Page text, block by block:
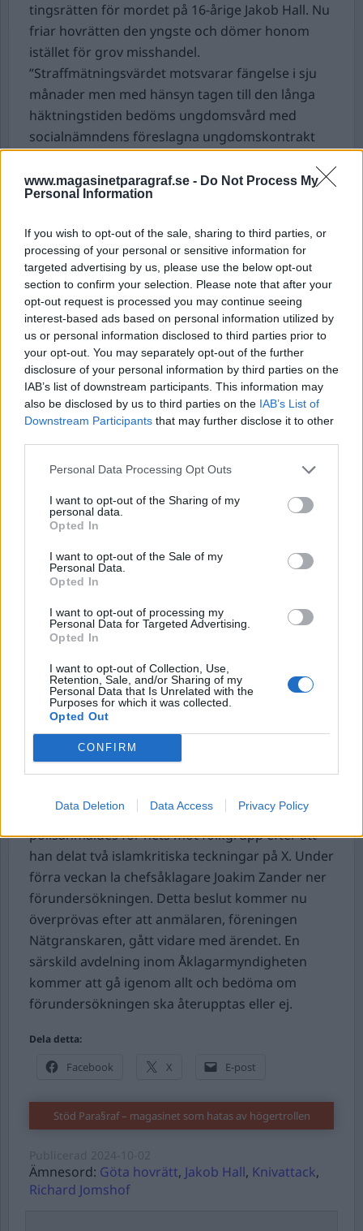
www.magasinetparagraf.se - Do Not Process My
Personal Information
If you wish to opt-out of the sale, sharing to third parties, or
processing of your personal or sensitive information for
targeted advertising by us, please use the below opt-out
section to confirm your selection. Please note that after your
opt-out request is processed you may continue seeing
interest-based ads based on personal information utilized by
us or personal information disclosed to third parties prior to
your opt-out. You may separately opt-out of the further
disclosure of your personal information by third parties on the
IAB’s list of downstream participants. This information may
also be disclosed by us to third parties on the IAB’s List of
Downstream Participants that may further disclose it to other
Personal Data Processing Opt Outs
I want to opt-out of the Sharing of my
personal data.
Opted In
I want to opt-out of the Sale of my
Personal Data.
Opted In
I want to opt-out of processing my
Personal Data for Targeted Advertising.
Opted In
I want to opt-out of Collection, Use,
Retention, Sale, and/or Sharing of my
Personal Data that Is Unrelated with the
Purposes for which it was collected.
Opted Out
CONFIRM
Data Deletion Data Access Privacy Policy
tingsrätten för mordet på 16-årige Jakob Hall. Nu
friar hovrätten den yngste och dömer honom
istället för grov misshandel.
”Straffmätningsvärdet motsvarar fängelse i sju
månader men med hänsyn tagen till den långa
häktningstiden bedöms ungdomsvård med
socialnämndens föreslagna ungdomskontrakt
Göta hovrätt i ett uttalande.
Den äldre dömde gärningsmannens dom för
Man attackerad med kniv på buss.En man i 30-
årsåldern attackerades av en jämnårig man
under natten till tisdagen. Brottsoffret skadades
lindrigt. Enligt uppgift ska den misstänkte
gärningsmannen och den andre mannen inte
vara bekanta med varandra sedan tidigare. En
misstänkt kunde gripas. En förundersökning om
grovt brott mot knivlagen och grov misshandel
har inletts.
Man och kvinna döda i Sollentuna.
gisslansituation i Sollentuna. En omfattande
insats med polis, ambulans och insatsstyrka
hade avlossats. När en inbrytning skedde
hittades två person, en man i 50-årsåldern och en
kvinna i 45-årsåldern. Bägge bekräftades senare
som avlidna. De två ska ha haft en relation med
vid pressläggningen av denna artikel fortfarande
väldigt förtegna om omständigheterna kring de
två dödsfallen. De har dock bekräftat att de inte
söker någon misstänkt gärningsperson.
Beslut mot att lägga ner förundersökning mot
Riksdagsledamoten Richard Jomshof (SD),
polisanmäldes för hets mot folkgrupp efter att
han delat två islamkritiska teckningar på X. Under
förra veckan la chefsåklagare Joakim Zander ner
förundersökningen. Detta beslut kommer nu
överprövas efter att anmälaren, föreningen
Nätgranskaren, gått vidare med ärendet. En
särskild avdelning inom Åklagarmyndigheten
kommer att gå igenom allt och bedöma om
förundersökningen ska återupptas eller ej.
Dela detta:
Facebook X E-post
Stöd Para§raf – magasinet som hatas av högertrollen
Ämnesord: Göta hovrätt, Jakob Hall, Knivattack,
Richard Jomshof